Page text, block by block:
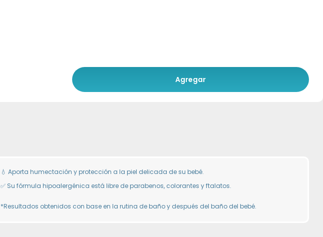
Agregar
💧 Aporta humectación y protección a la piel delicada de su bebé.
✅ Su fórmula hipoalergénica está libre de parabenos, colorantes y ftalatos.
*Resultados obtenidos con base en la rutina de baño y después del baño del bebé.